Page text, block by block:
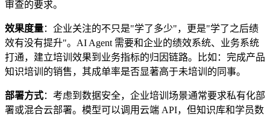
审查的要求。
效果度量：企业关注的不只是"学了多少"，更是"学了之后绩
效有没有提升"。AI Agent 需要和企业的绩效系统、业务系统
打通，建立培训效果到业务指标的归因链路。比如：完成产品
知识培训的销售，其成单率是否显著高于未培训的同事。
部署方式：考虑到数据安全，企业培训场景通常要求私有化部
署或混合云部署。模型可以调用云端 API，但知识库和学员数